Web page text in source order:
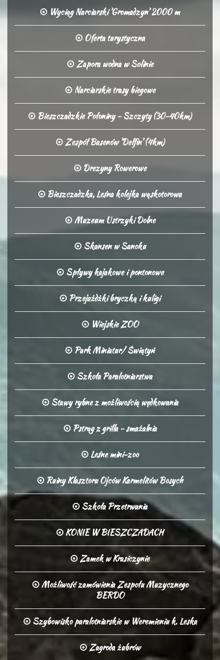
Wyciąg Narciarski 'Gromadzyn' 2000 m
Oferta turystyczna
Zapora wodna w Solinie
Narciarskie trasy biegowe
Bieszczadzkie Połoniny - Szczyty (30-40km)
Zespół Basenów 'Delfin' (4km)
Drezyny Rowerowe
Bieszczadzka, Leśna kolejka wąskotorowa
Muzeum Ustrzyki Dolne
Skansen w Sanoku
Spływy kajakowe i pontonowe
Przejażdżki bryczką i kuligi
Wiejskie ZOO
Park Miniatur/ Świątyń
Szkoła Paralotniarstwa
Stawy rybne z możliwością wędkowania
Pstrąg z grilla - smażalnia
Leśne mini-zoo
Ruiny Klasztoru Ojców Karmelitów Bosych
Szkoła Przetrwania
KONIE W BIESZCZADACH
Zamek w Krasiczynie
Możliwość zamówienia Zespołu Muzycznego
BERDO
Szybowisko paralotniarskie w Weremieniu k. Leska
Zagroda żubrów